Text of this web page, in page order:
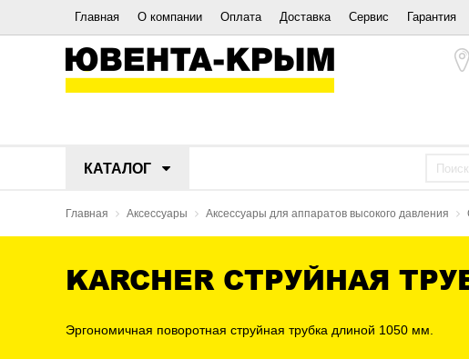
Главная О компании Оплата Доставка Сервис Гарантия
КАТАЛОГ
Главная Аксессуары Аксессуары для аппаратов высокого давления
KARCHER СТРУЙНАЯ
Эргономичная поворотная струйная трубка длиной 1050 мм.